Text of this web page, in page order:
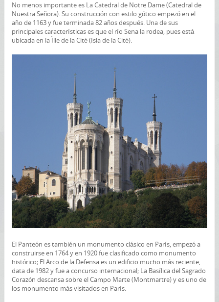
No menos importante es La Catedral de Notre Dame (Catedral de
Nuestra Señora). Su construcción con estilo gótico empezó en el
año de 1163 y fue terminada 82 años después. Una de sus
principales características es que el río Sena la rodea, pues está
ubicada en la Ìlle de la Cité (Isla de la Cité).
El Panteón es también un monumento clásico en París, empezó a
construirse en 1764 y en 1920 fue clasificado como monumento
histórico; El Arco de la Defensa es un edificio mucho más reciente,
data de 1982 y fue a concurso internacional; La Basílica del Sagrado
Corazón descansa sobre el Campo Marte (Montmartre) y es uno de
los monumento más visitados en París.